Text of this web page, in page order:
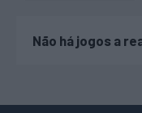
Não há jogos a